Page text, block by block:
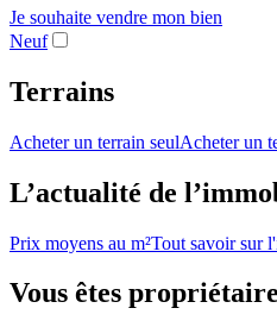
Je souhaite vendre mon bien
Neuf
Terrains
Acheter un terrain seulAcheter un
L’actualité de
Prix moyens au m²Tout savoir sur
Vous êtes